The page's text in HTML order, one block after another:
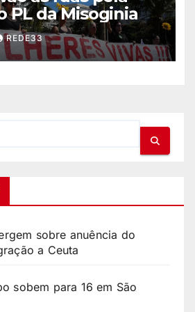
PL da Misoginia
REDE33
sobre anuência do
a Ceuta
sobem para 16 em São